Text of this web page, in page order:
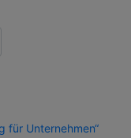
für Unternehmen“